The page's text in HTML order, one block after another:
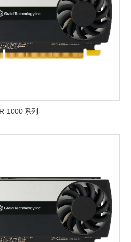
1000 系列